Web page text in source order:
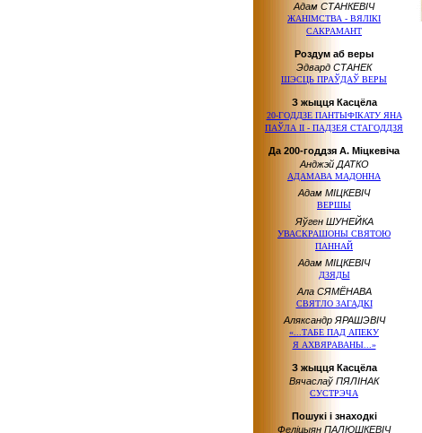
Адам СТАНКЕВІЧ
ЖАНІМСТВА - ВЯЛІКІ
САКРАМАНТ
Роздум аб веры
Эдвард СТАНЕК
ШЭСЦЬ ПРАЎДАЎ ВЕРЫ
З жыцця Касцёла
20-ГОДДЗЕ ПАНТЫФІКАТУ ЯНА
ПАЎЛА ІІ - ПАДЗЕЯ СТАГОДДЗЯ
Да 200-годдзя А. Міцкевіча
Анджэй ДАТКО
АДАМАВА МАДОННА
Адам МІЦКЕВІЧ
ВЕРШЫ
Яўген ШУНЕЙКА
УВАСКРАШОНЫ СВЯТОЮ
ПАННАЙ
Адам МІЦКЕВІЧ
ДЗЯДЫ
Ала СЯМЁНАВА
СВЯТЛО ЗАГАДКІ
Аляксандр ЯРАШЭВІЧ
«...ТАБЕ ПАД АПЕКУ
Я АХВЯРАВАНЫ...»
З жыцця Касцёла
Вячаслаў ПЯЛІНАК
СУСТРЭЧА
Пошукі і знаходкі
Феліцыян ПАЛЮШКЕВІЧ